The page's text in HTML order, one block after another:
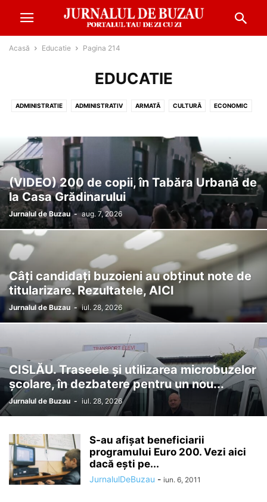
Acasă Educatie Pagina 214
EDUCATIE
ADMINISTRATIE ADMINISTRATIV ARMATĂ CULTURĂ ECONOMIC
REPORTAJ SANATATE SOCIAL SPORT
(VIDEO) 200 de copii, în Tabăra Urbană de
la Casa Grădinarului
Jurnalul de Buzau - aug. 7, 2026
Câți candidați buzoieni au obținut note de
titularizare. Rezultatele, AICI
Jurnalul de Buzau - iul. 28, 2026
CISLĂU. Traseele și utilizarea microbuzelor
școlare, în dezbatere pentru un nou...
Jurnalul de Buzau - iul. 28, 2026
S-au afişat beneficiarii
programului Euro 200. Vezi aici
dacă eşti pe...
JurnalulDeBuzau - iun. 6, 2011